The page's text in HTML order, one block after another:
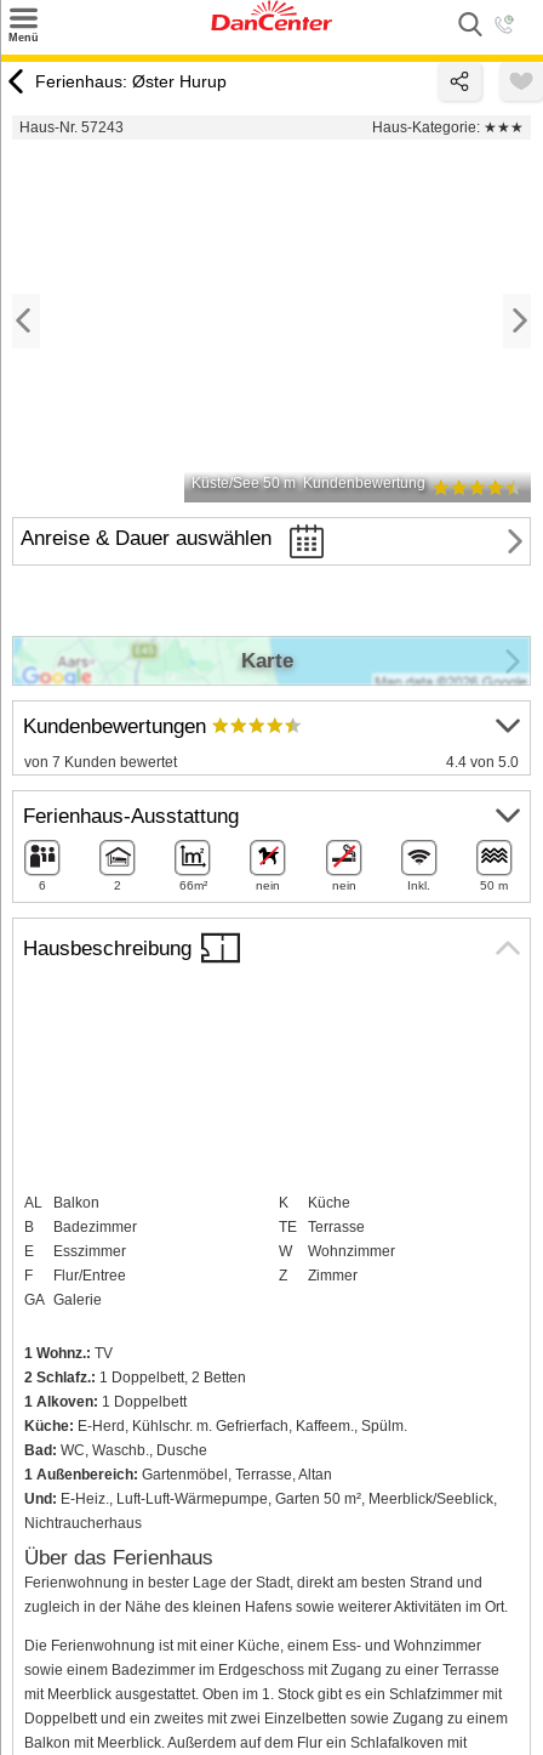
Menü
Urlaubsziele
Ferienhaus: Øster Hurup
Haus-Nr. 57243 Haus-Kategorie: ★★★
Küste/See 50 m Kundenbewertung
Anreise & Dauer auswählen
Hausbeschreibung
AL
Balkon
B
Badezimmer
E
Esszimmer
F
Flur/Entree
GA Galerie
K
Küche
TE
Terrasse
W
Wohnzimmer
Z
Zimmer
1 Wohnz.: TV
2 Schlafz.: 1 Doppelbett, 2 Betten
1 Alkoven: 1 Doppelbett
Küche: E-Herd, Kühlschr. m. Gefrierfach, Kaffeem., Spülm.
Bad: WC, Waschb., Dusche
1 Außenbereich: Gartenmöbel, Terrasse, Altan
Und: E-Heiz., Luft-Luft-Wärmepumpe, Garten 50 m², Meerblick/Seeblick,
Nichtraucherhaus
Über das Ferienhaus
Ferienwohnung in bester Lage der Stadt, direkt am besten Strand und
zugleich in der Nähe des kleinen Hafens sowie weiterer Aktivitäten im Ort.
Die Ferienwohnung ist mit einer Küche, einem Ess- und Wohnzimmer
sowie einem Badezimmer im Erdgeschoss mit Zugang zu einer Terrasse
mit Meerblick ausgestattet. Oben im 1. Stock gibt es ein Schlafzimmer mit
Doppelbett und ein zweites mit zwei Einzelbetten sowie Zugang zu einem
Balkon mit Meerblick. Außerdem auf dem Flur ein Schlafalkoven mit
Kundenbewertungen
von 7 Kunden bewertet 4.4 von 5.0
Ferienhaus-Ausstattung
6 2 66m² nein nein Inkl. 50 m
Karte